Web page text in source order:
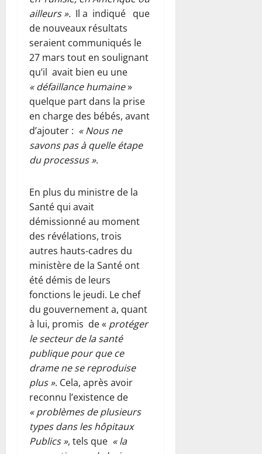
ailleurs ». Il a indiqué que
de nouveaux résultats
seraient communiqués le
27 mars tout en soulignant
qu’il avait bien eu une
« défaillance humaine»
quelque part dans la prise
en charge des bébés, avant
d’ajouter : « Nous ne
savons pas à quelle étape
du processus ».
En plus du ministre de la
Santé qui avait
démissionné au moment
des révélations, trois
autres hauts-cadres du
ministère de la Santé ont
été démis de leurs
fonctions le jeudi. Le chef
du gouvernement a, quant
à lui, promis de « protéger
le secteur de la santé
publique pour que ce
drame ne se reproduise
plus ». Cela, après avoir
reconnu l’existence de
« problèmes de plusieurs
types dans les hôpitaux
Publics », tels que « la